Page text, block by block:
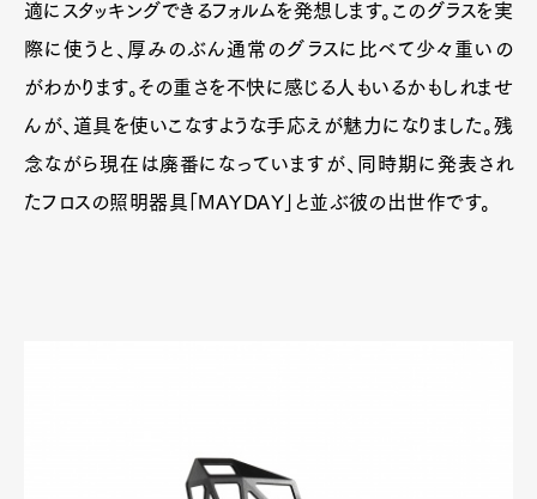
適にスタッキングできるフォルムを発想します。このグラスを実
際に使うと、厚みのぶん通常のグラスに比べて少々重いの
がわかります。その重さを不快に感じる人もいるかもしれませ
んが、道具を使いこなすような手応えが魅力になりました。残
念ながら現在は廃番になっていますが、同時期に発表され
たフロスの照明器具「MAYDAY」と並ぶ彼の出世作です。